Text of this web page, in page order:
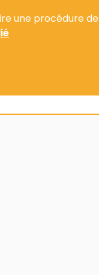
une procédure de